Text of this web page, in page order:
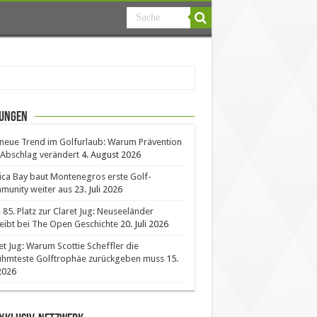
Trend im Golfurlaub: Warum Prävention
verändert 4. August 2026
Bay baut Montenegros erste Golf-
weiter aus 23. Juli 2026
85. Platz zur Claret Jug: Neuseeländer
bei The Open Geschichte 20. Juli 2026
Jug: Warum Scottie Scheffler die
Golftrophäe zurückgeben muss 15.